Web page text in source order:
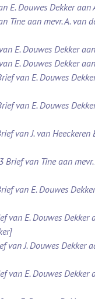
E. Douwes Dekker aan
Tine aan mevr. A. van
E. Douwes Dekker
E. Douwes Dekker
van E. Douwes
van E. Douwes
van J. van
Brief van Tine aan mevr.
van E. Douwes
van E. Douwes Dekker
van J. Douwes Dekker
van E. Douwes Dekker